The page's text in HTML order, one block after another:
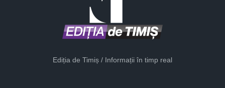
Ediția de Timiș / Informații în timp real